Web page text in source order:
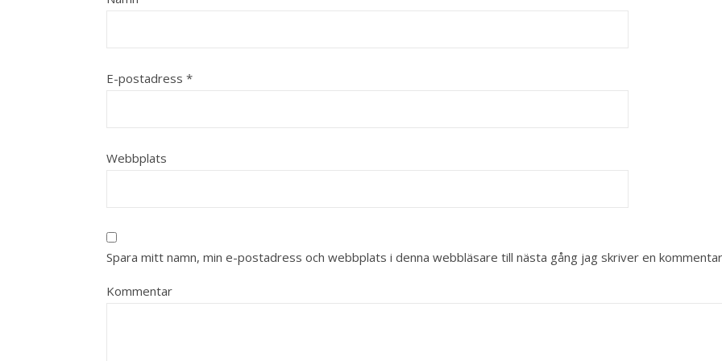
E-postadress *
Webbplats
Spara mitt namn, min e-postadress och webbplats i denna webbläsare till nästa gång jag skriver en
Kommentar